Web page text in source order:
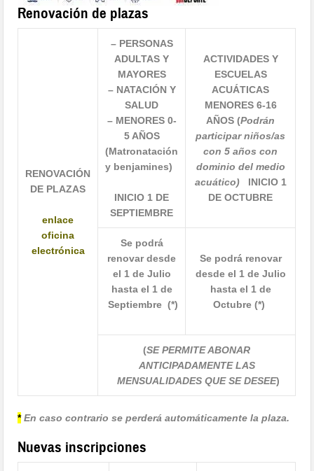
Renovación de plazas
RENOVACIÓN
DE PLAZAS
enlace
oficina
electrónica
– PERSONAS
ADULTAS Y
MAYORES
– NATACIÓN Y
SALUD
– MENORES 0-
5 AÑOS
(Matronatación
y benjamines)
INICIO 1 DE
SEPTIEMBRE
ACTIVIDADES Y
ESCUELAS
ACUÁTICAS
MENORES 6-16
AÑOS (Podrán
participar niños/as
con 5 años con
dominio del medio
acuático)
INICIO 1
DE OCTUBRE
Se podrá
renovar desde
el 1 de Julio
hasta el 1 de
Septiembre (*)
Se podrá renovar
desde el 1 de Julio
hasta el 1 de
Octubre (*)
(SE PERMITE ABONAR
ANTICIPADAMENTE LAS
MENSUALIDADES QUE SE DESEE)
* En caso contrario se perderá automáticamente la plaza.
Nuevas inscripciones